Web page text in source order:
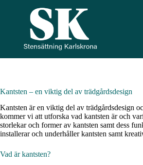
Kantsten – en viktig del av trädgårdsdesign
Kantsten är en viktig del av trädgårdsdesign
kommer vi att utforska vad kantsten är och
storlekar och former av kantsten samt dess
installerar och underhåller kantsten samt
Vad är kantsten?